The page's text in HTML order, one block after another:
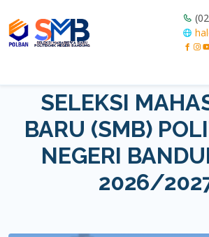
SELEKSI
BARU (SMB)
NEGERI
2026/